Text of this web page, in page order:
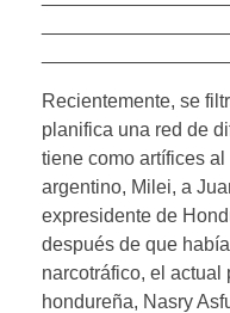
Recientemente, se
planifica una red de
tiene como artífices
argentino, Milei, a
expresidente de
después de que
narcotráfico, el actual
hondureña, Nasry